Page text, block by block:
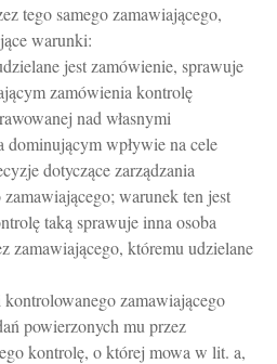
tego samego zamawiającego,
warunki:
jest zamówienie, sprawuje
zamówienia kontrolę
nad własnymi
dominującym wpływie na cele
dotyczące zarządzania
warunek ten jest
taką sprawuje inna osoba
zamawiającego, któremu udzielane
zamawiającego
powierzonych mu przez
kontrolę, o której mowa w lit. a,